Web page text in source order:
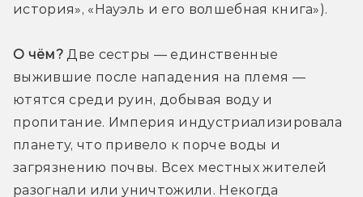
история», «Науэль и его волшебная книга»).
О чём? Две сестры — единственные
выжившие после нападения на племя —
ютятся среди руин, добывая воду и
пропитание. Империя индустриализировала
планету, что привело к порче воды и
загрязнению почвы. Всех местных жителей
разогнали или уничтожили. Некогда